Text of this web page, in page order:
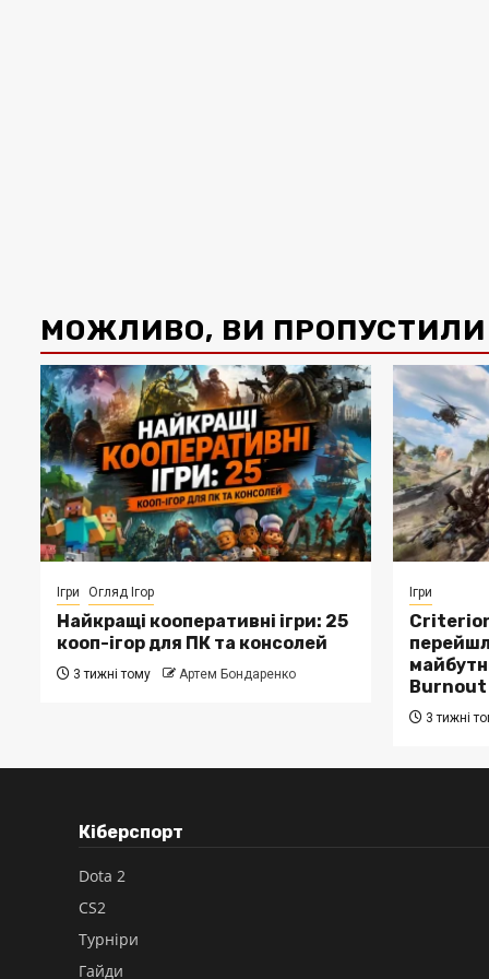
МОЖЛИВО, ВИ ПРОПУСТИЛИ
Ігри Огляд Ігор
Найкращі кооперативні ігри: 25
кооп-ігор для ПК та консолей
3 тижні тому Артем Бондаренко
Ігри
Burnout
3 тижні
Кіберспорт
Dota 2
CS2
Турніри
Гайди